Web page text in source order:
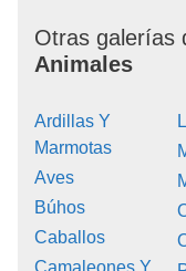
Otras galerías
Animales
Ardillas Y
Marmotas
Aves
Búhos
Caballos
Camaleones Y